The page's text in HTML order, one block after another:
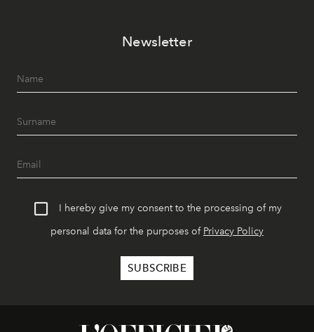
Newsletter
I hereby give my consent to the processing of my
personal data for the purposes of Privacy Policy